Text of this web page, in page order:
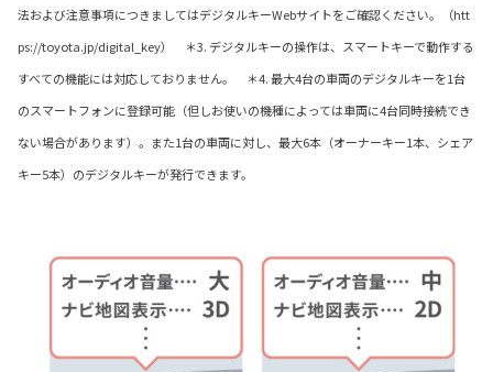
法および注意事項につきましてはデジタルキーWebサイトをご確認ください。（htt
ps://toyota.jp/digital_key） ＊3. デジタルキーの操作は、スマートキーで動作する
すべての機能には対応しておりません。 ＊4. 最大4台の車両のデジタルキーを1台
のスマートフォンに登録可能（但しお使いの機種によっては車両に4台同時接続でき
ない場合があります）。また1台の車両に対し、最大6本（オーナーキー1本、シェア
キー5本）のデジタルキーが発行できます。